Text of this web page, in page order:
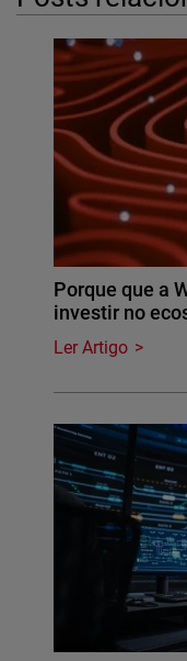
Porque que a
investir no
Ler Artigo